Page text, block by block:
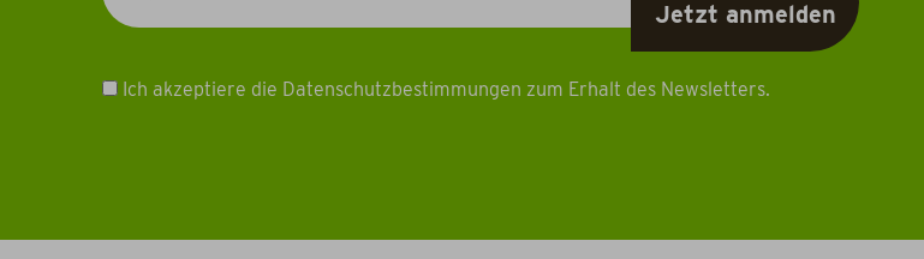
Ich akzeptiere die Datenschutzbestimmungen zum Erhalt des Newsletters.